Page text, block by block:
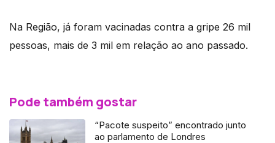
Na Região, já foram vacinadas contra a gripe 26 mil
pessoas, mais de 3 mil em relação ao ano passado.
Pode também gostar
“Pacote suspeito” encontrado junto
ao parlamento de Londres